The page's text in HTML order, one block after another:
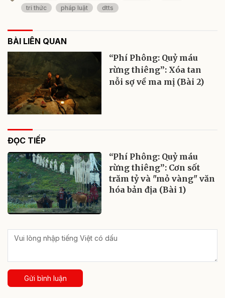
tri thức
pháp luật dtts
BÀI LIÊN QUAN
“Phí Phông: Quỷ máu
rừng thiêng”: Xóa tan
nỗi sợ về ma mị (Bài 2)
ĐỌC TIẾP
“Phí Phông: Quỷ máu
rừng thiêng”: Cơn sốt
trăm tỷ và "mỏ vàng" văn
hóa bản địa (Bài 1)
Gửi bình luận